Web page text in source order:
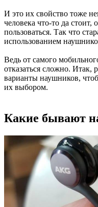
И это их свойство тоже
человека что-то да
пользоваться. Так что
использованием
Ведь от самого
отказаться сложно.
варианты наушников,
их выбором.
Какие бывают